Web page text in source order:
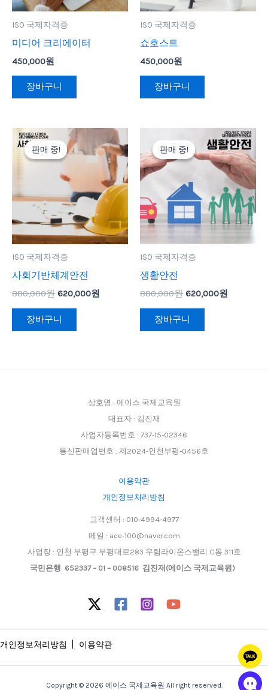
ISO 국제자격증
미디어 크리에이터
450,000원
장바구니
ISO 국제자격증
쇼호스트
450,000원
장바구니
판매 중!
판매 중!
ISO 국제자격증
사회기반체계안전
880,000원
래
가
880,000
620,000원
재
가
격:
620,000
원.
장바구니
판매 중!
판매 중!
ISO 국제자격증
생활안전
880,000원
래
가
원.
620,000원
현
재
가
격:
620,000
원.
장바구니
상호명 : 에이스 국제교육원
대표자 : 김진재
사업자등록번호 : 737-15-02346
통신판매업번호 : 제2024-인천부평-0456호
이용약관
개인정보처리방침
고객센터 : 010-4994-4977
메일 : ace-100@naver.com
사업장 : 인천 부평구 부평대로283 우림라이온스밸리 C동 311호
국민은행 652337 – 01 – 008516 김진재(에이스 국제교육원)
개인정보처리방침 이용약관
Copyright © 2026 에이스 국제교육원 All right reserved.